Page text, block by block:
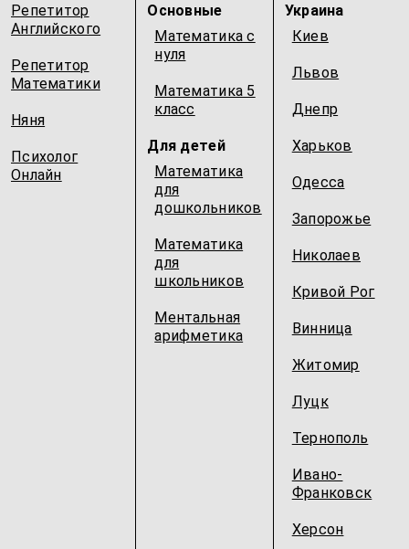
Репетитор
Английского
Репетитор
Математики
Няня
Психолог
Онлайн
Основные
Математика с
нуля
Математика 5
класс
Для детей
Математика
для
дошкольников
Математика
для
школьников
Ментальная
арифметика
Украина
Киев
Львов
Днепр
Харьков
Одесcа
Запорожье
Николаев
Кривой Рог
Винница
Житомир
Луцк
Тернополь
Ивано-
Франковск
Херсон